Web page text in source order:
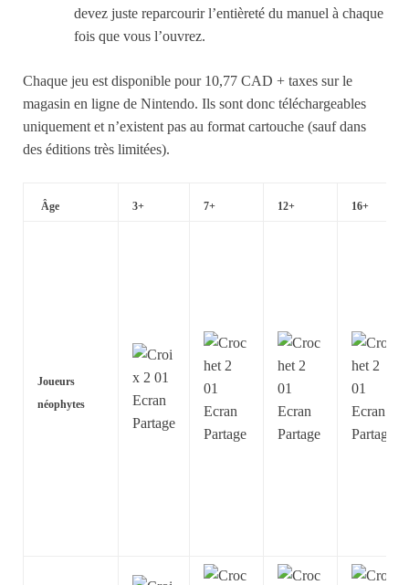
devez juste reparcourir l’entièreté du manuel à chaque
fois que vous l’ouvrez.
Chaque jeu est disponible pour 10,77 CAD + taxes sur le
magasin en ligne de Nintendo. Ils sont donc téléchargeables
uniquement et n’existent pas au format cartouche (sauf dans
des éditions très limitées).
Âge 3+ 7+ 12+ 16+
Joueurs
néophytes